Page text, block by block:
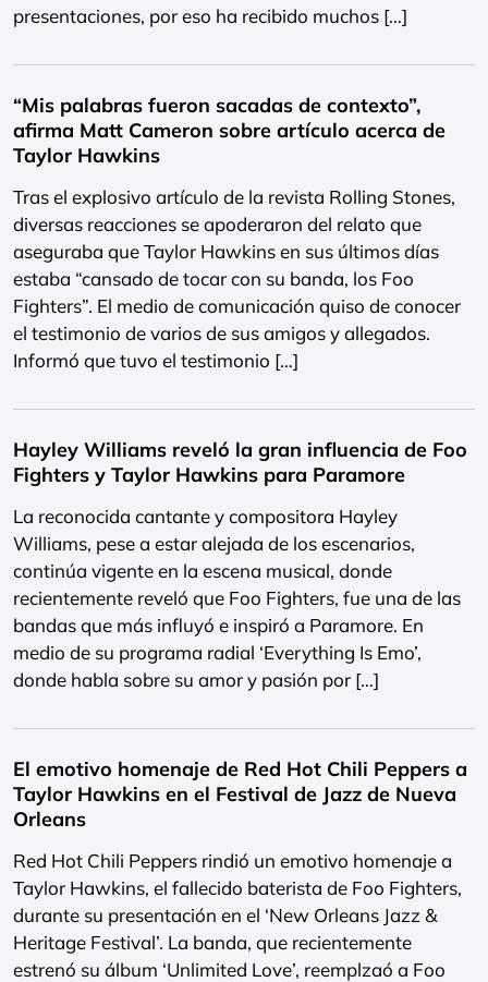
presentaciones, por eso ha recibido muchos […]
“Mis palabras fueron sacadas de contexto”,
afirma Matt Cameron sobre artículo acerca de
Taylor Hawkins
Tras el explosivo artículo de la revista Rolling Stones,
diversas reacciones se apoderaron del relato que
aseguraba que Taylor Hawkins en sus últimos días
estaba “cansado de tocar con su banda, los Foo
Fighters”. El medio de comunicación quiso de conocer
el testimonio de varios de sus amigos y allegados.
Informó que tuvo el testimonio […]
Hayley Williams reveló la gran influencia de Foo
Fighters y Taylor Hawkins para Paramore
La reconocida cantante y compositora Hayley
Williams, pese a estar alejada de los escenarios,
continúa vigente en la escena musical, donde
recientemente reveló que Foo Fighters, fue una de las
bandas que más influyó e inspiró a Paramore. En
medio de su programa radial ‘Everything Is Emo’,
donde habla sobre su amor y pasión por […]
El emotivo homenaje de Red Hot Chili Peppers a
Taylor Hawkins en el Festival de Jazz de Nueva
Orleans
Red Hot Chili Peppers rindió un emotivo homenaje a
Taylor Hawkins, el fallecido baterista de Foo Fighters,
durante su presentación en el ‘New Orleans Jazz &
Heritage Festival’. La banda, que recientemente
estrenó su álbum ‘Unlimited Love’, reemplzaó a Foo